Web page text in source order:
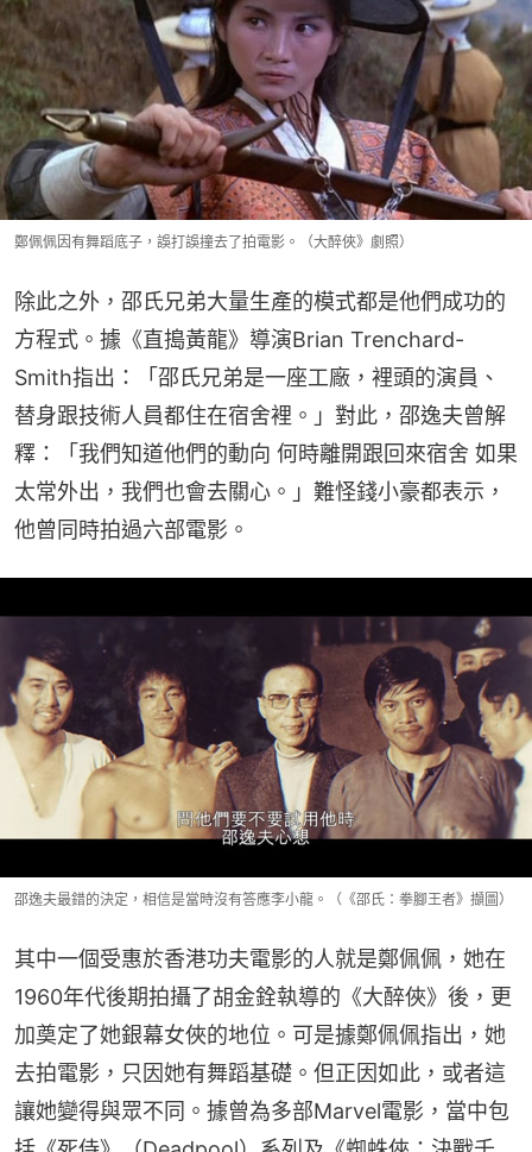
鄭佩佩因有舞蹈底子，誤打誤撞去了拍電影。（大醉俠》劇照）
除此之外，邵氏兄弟大量生產的模式都是他們成功的
方程式。據《直搗黃龍》導演Brian Trenchard-
Smith指出：「邵氏兄弟是一座工廠，裡頭的演員、
替身跟技術人員都住在宿舍裡。」對此，邵逸夫曾解
釋：「我們知道他們的動向 何時離開跟回來宿舍 如果
太常外出，我們也會去關心。」難怪錢小豪都表示，
他曾同時拍過六部電影。
邵逸夫最錯的決定，相信是當時沒有答應李小龍。（《邵氏：拳腳王者》擷圖）
其中一個受惠於香港功夫電影的人就是鄭佩佩，她在
1960年代後期拍攝了胡金銓執導的《大醉俠》後，更
加奠定了她銀幕女俠的地位。可是據鄭佩佩指出，她
去拍電影，只因她有舞蹈基礎。但正因如此，或者這
讓她變得與眾不同。據曾為多部Marvel電影，當中包